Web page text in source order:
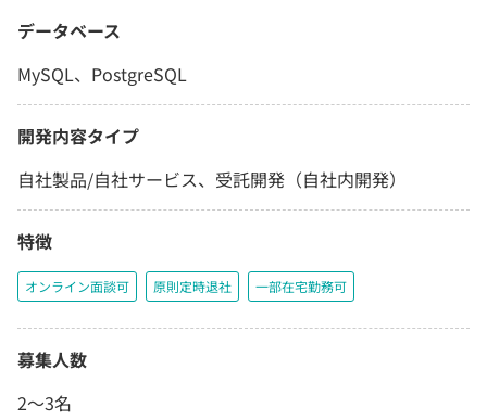
データベース
MySQL、PostgreSQL
開発内容タイプ
自社製品/自社サービス、受託開発（自社内開発）
特徴
オンライン面談可 原則定時退社 一部在宅勤務可
募集人数
2〜3名